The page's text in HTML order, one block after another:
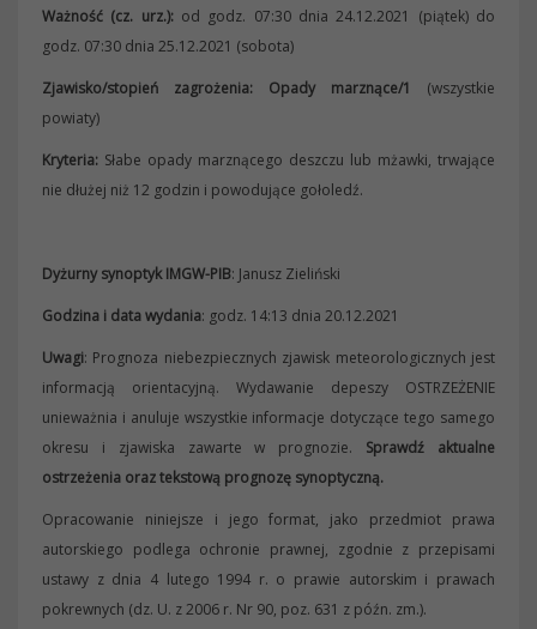
Ważność (cz. urz.):od godz. 07:30 dnia 24.12.2021 (piątek) do
godz. 07:30 dnia 25.12.2021 (sobota)
Zjawisko/stopień zagrożenia: Opady marznące/1 (wszystkie
powiaty)
Kryteria: Słabe opady marznącego deszczu lub mżawki, trwające
nie dłużej niż 12 godzin i powodujące gołoledź.
Dyżurny synoptyk IMGW-PIB: Janusz Zieliński
Godzina i data wydania: godz. 14:13 dnia 20.12.2021
Uwagi: Prognoza niebezpiecznych zjawisk meteorologicznych jest
informacją orientacyjną. Wydawanie depeszy OSTRZEŻENIE
unieważnia i anuluje wszystkie informacje dotyczące tego samego
okresu i zjawiska zawarte w prognozie. Sprawdź aktualne
ostrzeżenia oraz tekstową prognozę synoptyczną.
Opracowanie niniejsze i jego format, jako przedmiot prawa
autorskiego podlega ochronie prawnej, zgodnie z przepisami
ustawy z dnia 4 lutego 1994 r. o prawie autorskim i prawach
pokrewnych (dz. U. z 2006 r. Nr 90, poz. 631 z późn. zm.).